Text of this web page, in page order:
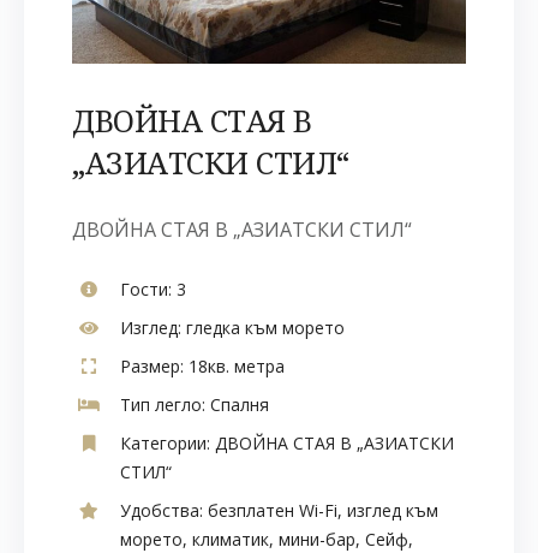
ДВОЙНА СТАЯ В
„АЗИАТСКИ СТИЛ“
ДВОЙНА СТАЯ В „АЗИАТСКИ СТИЛ“
Гости: 3
Изглед: гледка към морето
Размер: 18кв. метра
Тип легло: Спалня
Категории: ДВОЙНА СТАЯ В „АЗИАТСКИ
СТИЛ“
Удобства: безплатен Wi-Fi, изглед към
морето, климатик, мини-бар, Сейф,